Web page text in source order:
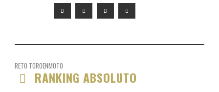
RETO TOROENMOTO
RANKING ABSOLUTO